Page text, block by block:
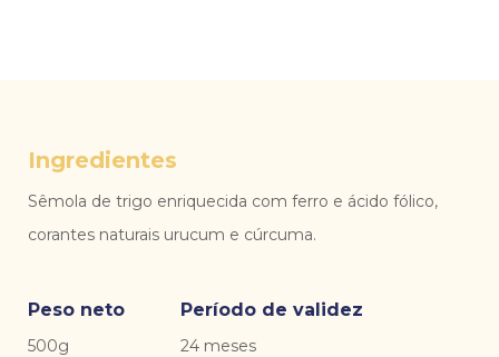
Ingredientes
Sêmola de trigo enriquecida com ferro e ácido fólico,
corantes naturais urucum e cúrcuma.
Peso neto
500g
Período de validez
24 meses